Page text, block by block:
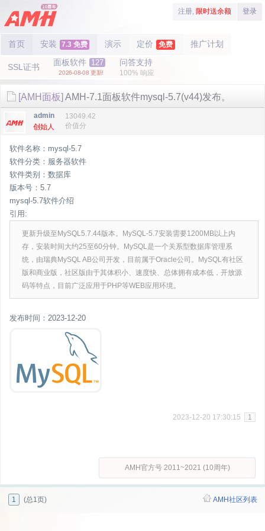
注册, 限时送余额 登录
首页 安装 7.3 免费 演示 定价 免费 推广计划
SSL证书 面板软件 127
2026-08-08 更新!
问答支持
100% 响应
[AMH面板] AMH-7.1面板软件mysql-5.7(v44)发布。
admin
创始人
13049.42
价值分
软件名称：mysql-5.7
软件分类：服务器软件
软件类别：数据库
版本号：5.7
mysql-5.7软件介绍
引用:
更新升级至MySQL5.7.44版本。MySQL-5.7安装需要1200MB以上内
存，安装时间大约25至60分钟。MySQL是一个关系型数据库管理系
统，由瑞典MySQL AB公司开发，目前属于Oracle公司。MySQL有社区
版和商业版，社区版由于其体积小、速度快、总体拥有成本低，开放源
码等特点，目前广泛应用于PHP等WEB应用环境。
发布时间：2023-12-20
2023-12-20 17:30:15 1
AMH官方号 2011~2021 (10周年)
1 (总1页) AMH社区列表